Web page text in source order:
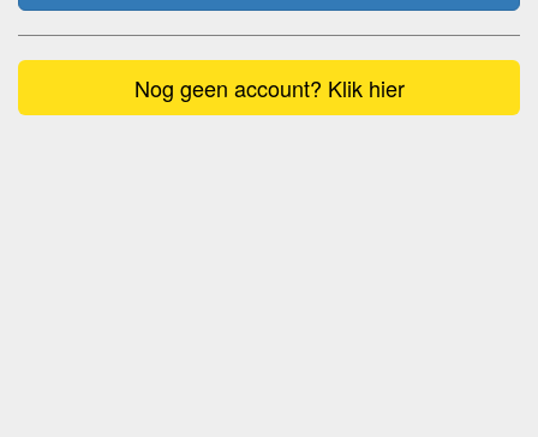
Nog geen account? Klik hier